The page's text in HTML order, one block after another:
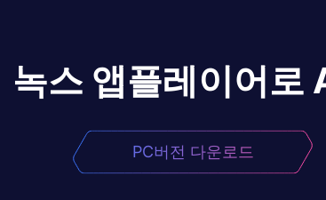
녹스 앱플레이어로
PC버전 다운로드